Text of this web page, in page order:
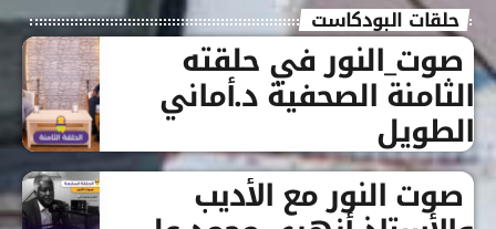
حلقات البودكاست
صوت_النور في حلقته
الثامنة الصحفية د.أماني
الطويل
صوت النور مع الأديب